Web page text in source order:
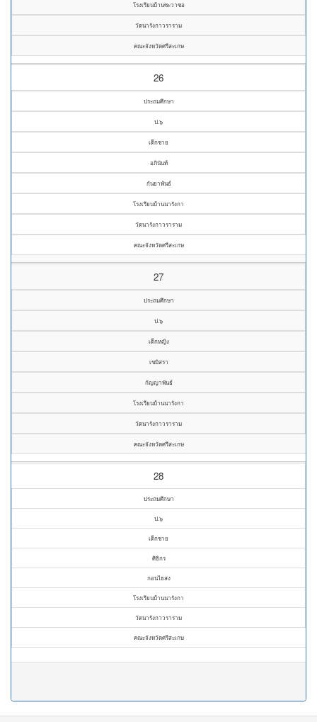
โรงเรียนบ้านซะวาซอ
วัดนารังกาวราราม
คณะจังหวัดศรีสะเกษ
26
ประถมศึกษา
ป.๖
เด็กชาย
อภินันท์
กันยาพันธ์
โรงเรียนบ้านนารังกา
วัดนารังกาวราราม
คณะจังหวัดศรีสะเกษ
27
ประถมศึกษา
ป.๖
เด็กหญิง
เขมิสรา
กัญญาพันธ์
โรงเรียนบ้านนารังกา
วัดนารังกาวราราม
คณะจังหวัดศรีสะเกษ
28
ประถมศึกษา
ป.๖
เด็กชาย
ศิธิกร
กอนไธสง
โรงเรียนบ้านนารังกา
วัดนารังกาวราราม
คณะจังหวัดศรีสะเกษ